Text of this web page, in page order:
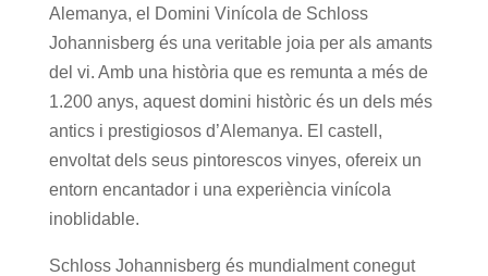
Alemanya, el Domini Vinícola de Schloss
Johannisberg és una veritable joia per als amants
del vi. Amb una història que es remunta a més de
1.200 anys, aquest domini històric és un dels més
antics i prestigiosos d’Alemanya. El castell,
envoltat dels seus pintorescos vinyes, ofereix un
entorn encantador i una experiència vinícola
inoblidable.
Schloss Johannisberg és mundialment conegut